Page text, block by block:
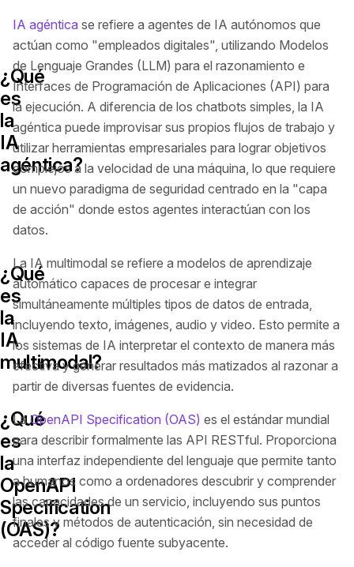
¿Qué
es
la
IA
agéntica?
IA agéntica se refiere a agentes de IA autónomos que
actúan como "empleados digitales", utilizando Modelos
de Lenguaje Grandes (LLM) para el razonamiento e
Interfaces de Programación de Aplicaciones (API) para
la ejecución. A diferencia de los chatbots simples, la IA
agéntica puede improvisar sus propios flujos de trabajo y
utilizar herramientas empresariales para lograr objetivos
complejos a la velocidad de una máquina, lo que requiere
un nuevo paradigma de seguridad centrado en la "capa
de acción" donde estos agentes interactúan con los
datos.
¿Qué
es
la
IA
multimodal?
La IA multimodal se refiere a modelos de aprendizaje
automático capaces de procesar e integrar
simultáneamente múltiples tipos de datos de entrada,
incluyendo texto, imágenes, audio y video. Esto permite a
los sistemas de IA interpretar el contexto de manera más
efectiva y generar resultados más matizados al razonar a
partir de diversas fuentes de evidencia.
¿Qué
es
la
OpenAPI
Specification
(OAS)?
LaOpenAPI Specification (OAS) es el estándar mundial
para describir formalmente las API RESTful. Proporciona
una interfaz independiente del lenguaje que permite tanto
a humanos como a ordenadores descubrir y comprender
las capacidades de un servicio, incluyendo sus puntos
finales y métodos de autenticación, sin necesidad de
acceder al código fuente subyacente.